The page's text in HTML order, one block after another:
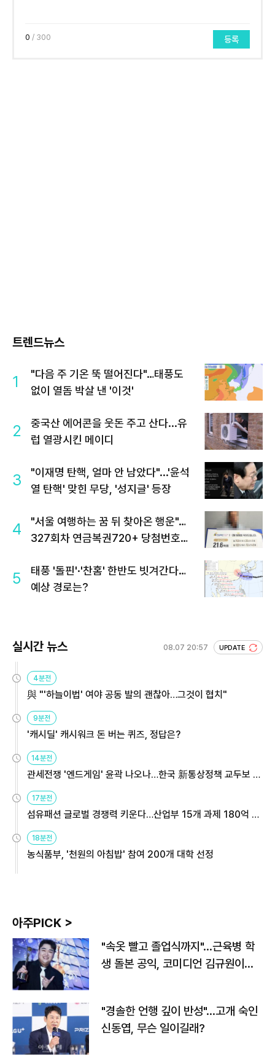
0 / 300 등록
트렌드뉴스
1
"다음 주 기온 뚝 떨어진다"…태풍도
없이 열돔 박살 낸 '이것'
2
중국산 에어콘을 웃돈 주고 산다...유
럽 열광시킨 메이디
3
"이재명 탄핵, 얼마 안 남았다"...'윤석
열 탄핵' 맞힌 무당, '성지글' 등장
4
"서울 여행하는 꿈 뒤 찾아온 행운"…
327회차 연금복권720+ 당첨번호조
5
태풍 '돌핀'·'찬홈' 한반도 빗겨간다…
예상 경로는?
실시간 뉴스 08.07 20:57 UPDATE
4분전
與 "'하늘이법' 여야 공동 발의 괜찮아…그것이 협치"
9분전
'캐시딜' 캐시워크 돈 버는 퀴즈, 정답은?
14분전
관세전쟁 '엔드게임' 윤곽 나오나…한국 新통상정책 교두보 활
17분전
섬유패션 글로벌 경쟁력 키운다…산업부 15개 과제 180억 지
18분전
농식품부, '천원의 아침밥' 참여 200개 대학 선정
아주PICK >
"속옷 빨고 졸업식까지"…근육병 학
생 돌본 공익, 코미디언 김규원이었
"경솔한 언행 깊이 반성"…고개 숙인
신동엽, 무슨 일이길래?